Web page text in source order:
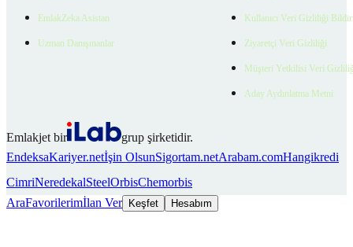
EmlakZeka Asistan
Uzman Danışmanlar
Kullanıcı Veri Gizliliği
Ziyaretçi Veri Gizliliği
Müşteri Yetkilisi Veri
Aday Aydınlatma Metni
Emlakjet bir
grup şirketidir.
EndeksaKariyer.netİşin OlsunSigortam.netArabam.comHangikredi
CimriNeredekalSteelOrbisChemorbis
AraFavorilerimİlan Ver Keşfet Hesabım